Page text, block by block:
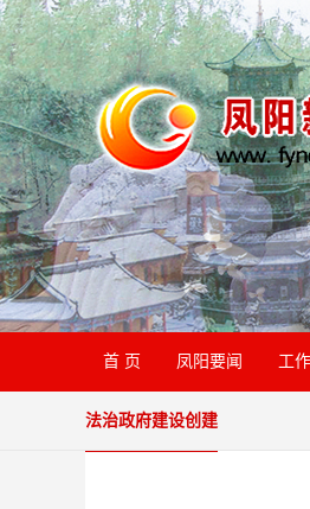
首 页 凤阳要闻 工
法治政府建设创建